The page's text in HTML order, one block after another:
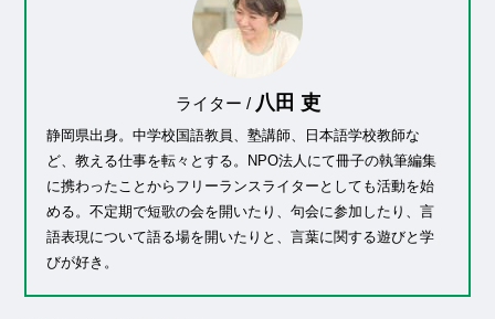
ライター / 八田 吏
静岡県出身。中学校国語教員、塾講師、日本語学校教師な
ど、教える仕事を転々とする。NPO法人にて冊子の執筆編集
に携わったことからフリーランスライターとしても活動を始
める。不定期で短歌の会を開いたり、句会に参加したり、言
語表現について語る場を開いたりと、言葉に関する遊びと学
びが好き。